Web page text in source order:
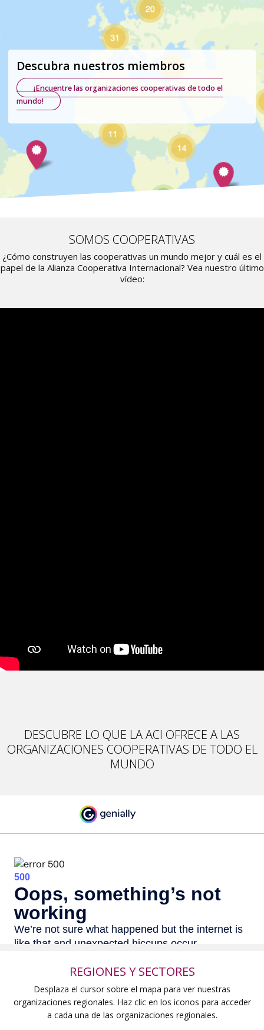
Descubra nuestros miembros
¡Encuentre las organizaciones cooperativas de todo el
mundo!
SOMOS COOPERATIVAS
¿Cómo construyen las cooperativas un mundo mejor y cuál es el
papel de la Alianza Cooperativa Internacional? Vea nuestro último
vídeo:
DESCUBRE LO QUE LA ACI OFRECE A LAS
ORGANIZACIONES COOPERATIVAS DE TODO EL
MUNDO
REGIONES Y SECTORES
Desplaza el cursor sobre el mapa para ver nuestras
organizaciones regionales. Haz clic en los iconos para acceder
a cada una de las organizaciones regionales.